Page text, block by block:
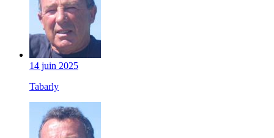
14 juin 2025
Tabarly